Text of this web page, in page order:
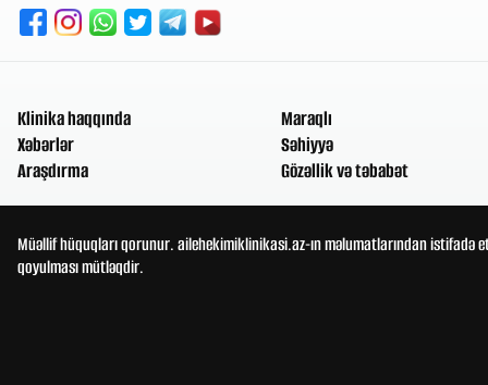
Klinika haqqında
Xəbərlər
Araşdırma
Maraqlı
Səhiyyə
Gözəllik və təbabət
Müəllif hüquqları qorunur. ailehekimiklinikasi.az-ın məlumatlarından
qoyulması mütləqdir.